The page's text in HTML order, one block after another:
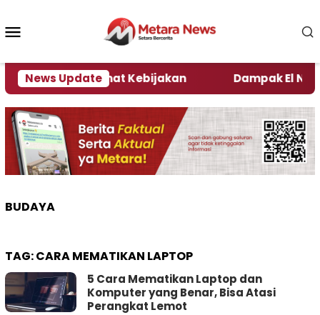
konten
News Update
Kata Pengamat Kebijakan Dampak El Nino,
BUDAYA
TAG:CARA MEMATIKAN LAPTOP
5 Cara Mematikan Laptop dan
Komputer yang Benar, Bisa Atasi
Perangkat Lemot